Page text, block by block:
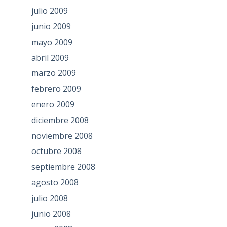
julio 2009
junio 2009
mayo 2009
abril 2009
marzo 2009
febrero 2009
enero 2009
diciembre 2008
noviembre 2008
octubre 2008
septiembre 2008
agosto 2008
julio 2008
junio 2008